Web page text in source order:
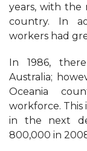
years, with the
country. In
workers had
In 1986,
Australia;
Oceania
workforce.
in the next
800,000 in